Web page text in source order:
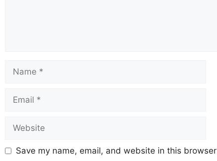
Save my name, email, and website in this